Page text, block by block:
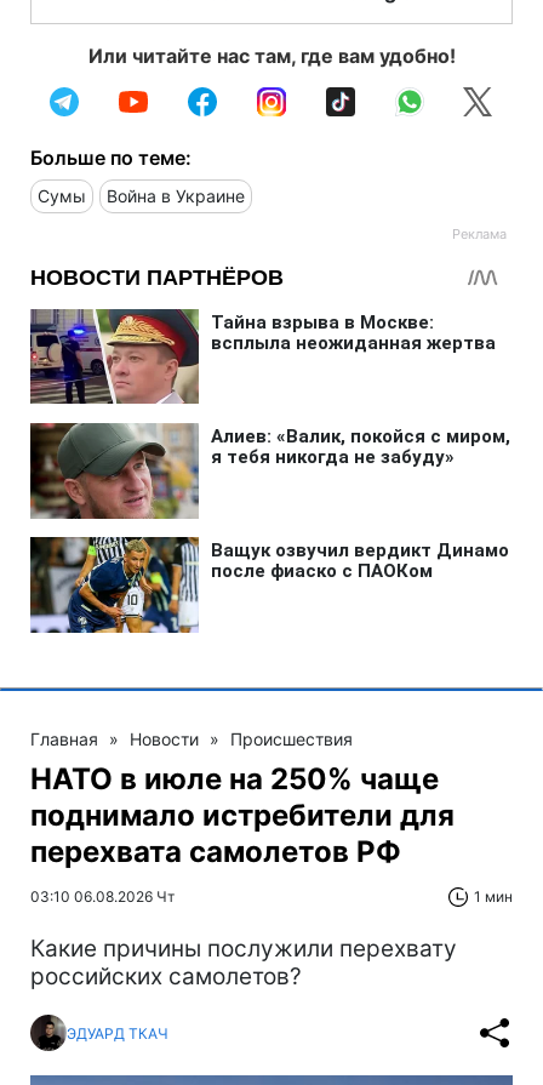
Или читайте нас там, где вам удобно!
Больше по теме:
Сумы Война в Украине
Главная » Новости » Происшествия
НАТО в июле на 250% чаще
поднимало истребители для
перехвата самолетов РФ
03:10 06.08.2026 Чт 1 мин
Какие причины послужили перехвату
российских самолетов?
ЭДУАРД ТКАЧ